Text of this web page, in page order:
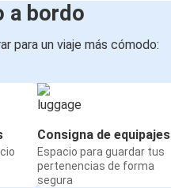
a bordo
para un viaje más cómodo:
Consigna de equipajes
Espacio para guardar tus
pertenencias de forma
segura